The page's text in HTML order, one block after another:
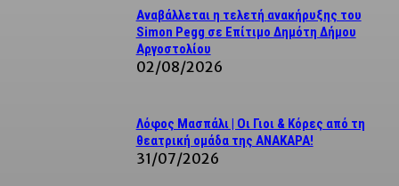
Αναβάλλεται η τελετή ανακήρυξης του
Simon Pegg σε Επίτιμο Δημότη Δήμου
Αργοστολίου
02/08/2026
Λόφος Μασπάλι | Οι Γιοι & Κόρες από τη
θεατρική ομάδα της ΑΝΑΚΑΡΑ!
31/07/2026